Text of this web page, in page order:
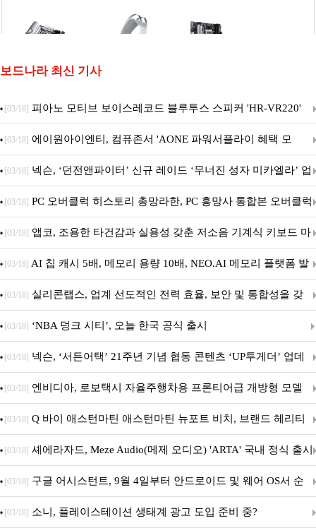
보드나라 최신 기사
[03/18] 피아노 모티브 보이스레코드 블루투스 스피커 'HR-VR220'
출시
[03/18] 에이원아이엔티, 컴퓨존서 'AONE 파워서플라이 혜택 모
음.ZIP' 이벤트 진행
[03/18] 넥슨, ‘던전앤파이터’ 신규 레이드 ‘무너진 성자 미카엘라’ 업
데이트!
[03/18] PC 오버클럭 히스토리 총망라한, PC 흥망사 통합본 오버클럭
특집(1-4편)
[03/18] 앱코, 조용한 타건감과 실용성 갖춘 저소음 기계식 키보드 마
우스 세트 'KM580' 출시
[03/18] AI 칩 캐시 5배, 메모리 용량 10배, NEO.AI 메모리 플랫폼 발
표
[03/18] 실리콘랩스, 업계 선도적인 전력 효율, 보안 및 통합성을 갖
춘 초저전력 블루투스 LE SoC ‘BG2B’ 공개
[03/18] ‘NBA 덩크 시티’, 오늘 한국 공식 출시
[03/18] 넥슨, ‘서든어택’ 21주년 기념 협동 콘텐츠 ‘UP투게더’ 업데
이트
[03/18] 엔비디아, 로보택시 자율주행차용 프론티어급 개방형 모델
‘알파마요 2 슈퍼’ 상업적 이용 가능
[03/18] Q 바이 애스턴마틴 애스턴마틴 뉴포트 비치, 브랜드 헤리티
지 담은 ‘헤리티지 에디션 컬렉션’ 공개
[03/18] 셰에라자드, Meze Audio(메제 오디오) 'ARTA' 국내 정식 출시
[03/18] 구글 어시스턴트, 9월 4일부터 안드로이드 및 웨어 OS서 순
차 서비스 종료
[03/18] 소니, 플레이스테이션 생태계 광고 도입 준비 중?